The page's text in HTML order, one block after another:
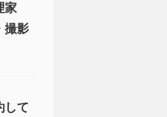
家
撮影
して